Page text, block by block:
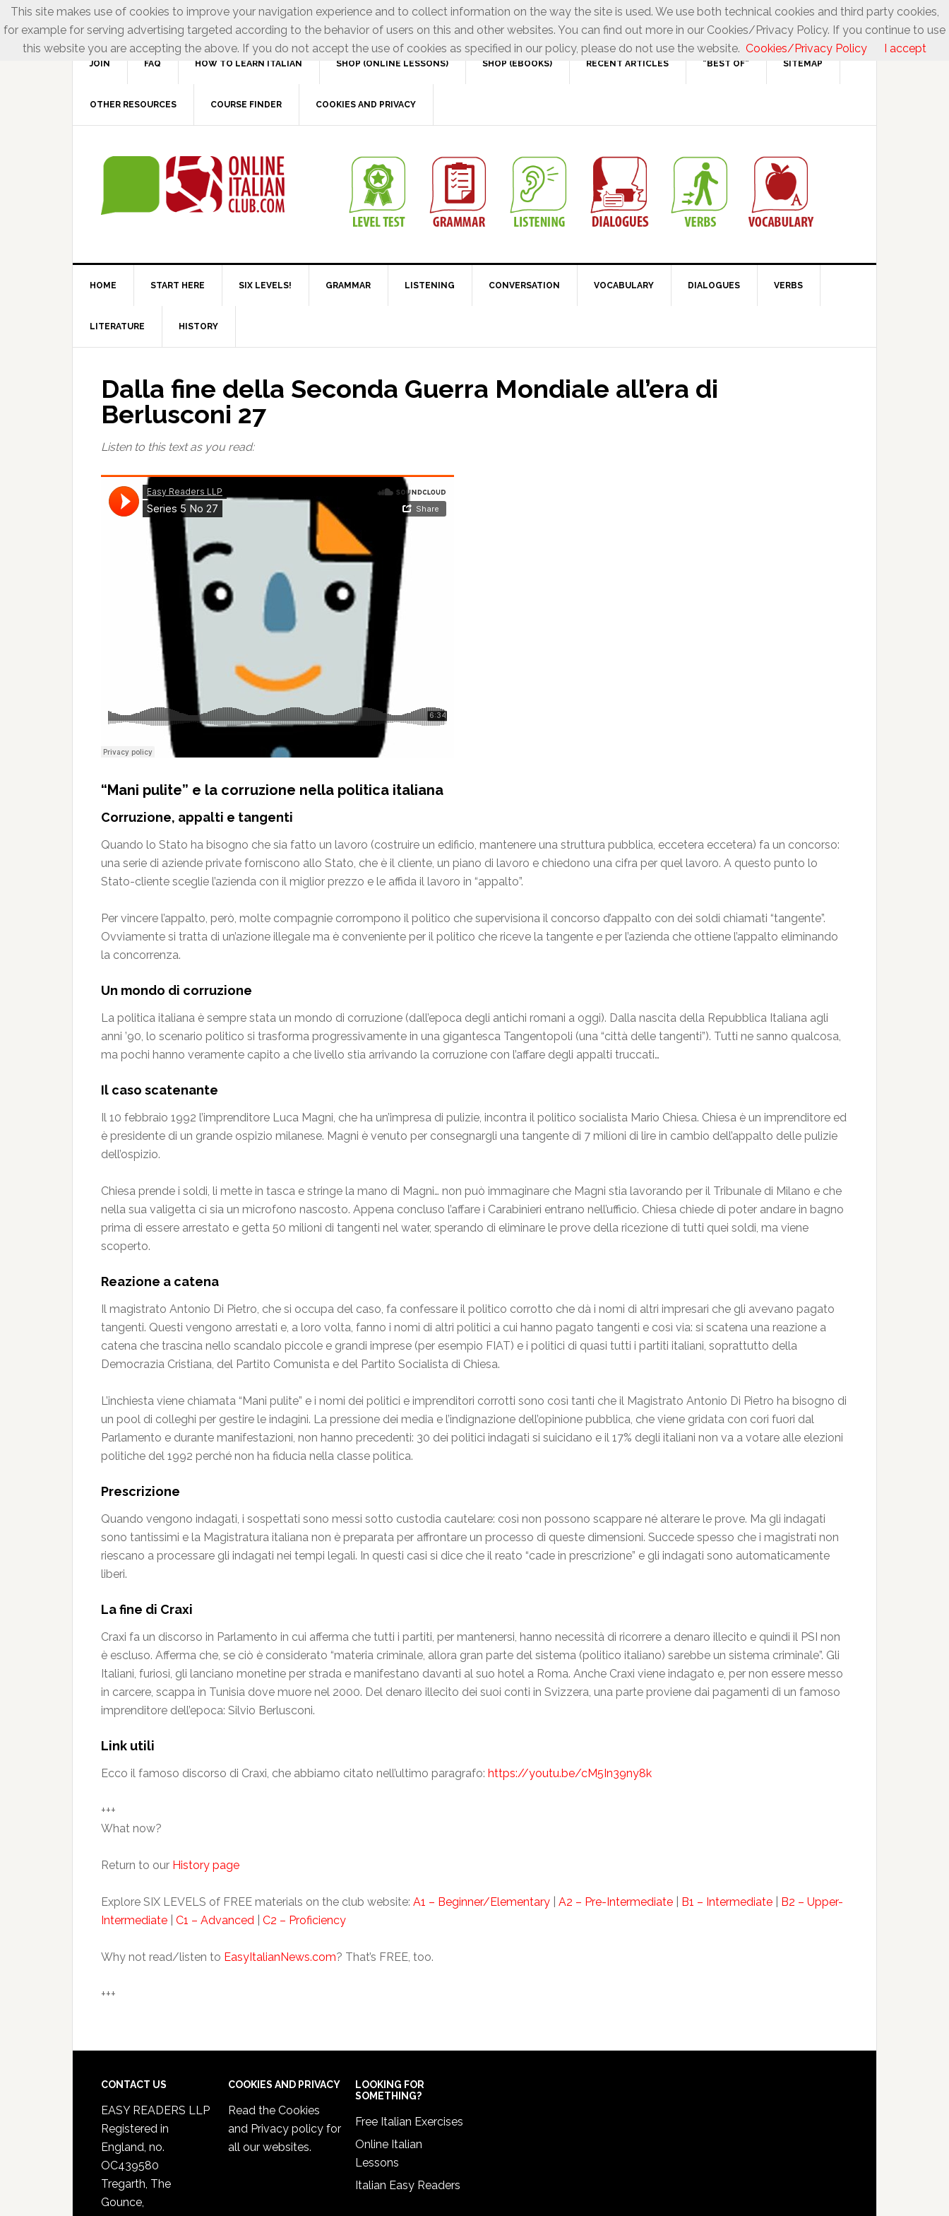
JOIN FAQ HOW TO LEARN ITALIAN SHOP (ONLINE LESSONS) SHOP (EBOOKS) RECENT ARTICLES “BEST OF” SITEMAP
OTHER RESOURCES COURSE FINDER COOKIES AND PRIVACY
HOME START HERE SIX LEVELS! GRAMMAR LISTENING CONVERSATION VOCABULARY DIALOGUES VERBS
LITERATURE HISTORY
Dalla fine della Seconda Guerra Mondiale all’era di
Berlusconi 27
Listen to this text as you read:
“Mani pulite” e la corruzione nella politica italiana
Corruzione, appalti e tangenti
Quando lo Stato ha bisogno che sia fatto un lavoro (costruire un edificio, mantenere una struttura pubblica, eccetera eccetera) fa un concorso:
una serie di aziende private forniscono allo Stato, che è il cliente, un piano di lavoro e chiedono una cifra per quel lavoro. A questo punto lo
Stato-cliente sceglie l’azienda con il miglior prezzo e le affida il lavoro in “appalto”.
Per vincere l’appalto, però, molte compagnie corrompono il politico che supervisiona il concorso d’appalto con dei soldi chiamati “tangente”.
Ovviamente si tratta di un’azione illegale ma è conveniente per il politico che riceve la tangente e per l’azienda che ottiene l’appalto eliminando
la concorrenza.
Un mondo di corruzione
La politica italiana è sempre stata un mondo di corruzione (dall’epoca degli antichi romani a oggi). Dalla nascita della Repubblica Italiana agli
anni ’90, lo scenario politico si trasforma progressivamente in una gigantesca Tangentopoli (una “città delle tangenti”). Tutti ne sanno qualcosa,
ma pochi hanno veramente capito a che livello stia arrivando la corruzione con l’affare degli appalti truccati…
Il caso scatenante
Il 10 febbraio 1992 l’imprenditore Luca Magni, che ha un’impresa di pulizie, incontra il politico socialista Mario Chiesa. Chiesa è un imprenditore ed
è presidente di un grande ospizio milanese. Magni è venuto per consegnargli una tangente di 7 milioni di lire in cambio dell’appalto delle pulizie
dell’ospizio.
Chiesa prende i soldi, li mette in tasca e stringe la mano di Magni… non può immaginare che Magni stia lavorando per il Tribunale di Milano e che
nella sua valigetta ci sia un microfono nascosto. Appena concluso l’affare i Carabinieri entrano nell’ufficio. Chiesa chiede di poter andare in bagno
prima di essere arrestato e getta 50 milioni di tangenti nel water, sperando di eliminare le prove della ricezione di tutti quei soldi, ma viene
scoperto.
Reazione a catena
Il magistrato Antonio Di Pietro, che si occupa del caso, fa confessare il politico corrotto che dà i nomi di altri impresari che gli avevano pagato
tangenti. Questi vengono arrestati e, a loro volta, fanno i nomi di altri politici a cui hanno pagato tangenti e così via: si scatena una reazione a
catena che trascina nello scandalo piccole e grandi imprese (per esempio FIAT) e i politici di quasi tutti i partiti italiani, soprattutto della
Democrazia Cristiana, del Partito Comunista e del Partito Socialista di Chiesa.
L’inchiesta viene chiamata “Mani pulite” e i nomi dei politici e imprenditori corrotti sono così tanti che il Magistrato Antonio Di Pietro ha bisogno di
un pool di colleghi per gestire le indagini. La pressione dei media e l’indignazione dell’opinione pubblica, che viene gridata con cori fuori dal
Parlamento e durante manifestazioni, non hanno precedenti: 30 dei politici indagati si suicidano e il 17% degli italiani non va a votare alle elezioni
politiche del 1992 perché non ha fiducia nella classe politica.
Prescrizione
Quando vengono indagati, i sospettati sono messi sotto custodia cautelare: così non possono scappare né alterare le prove. Ma gli indagati
sono tantissimi e la Magistratura italiana non è preparata per affrontare un processo di queste dimensioni. Succede spesso che i magistrati non
riescano a processare gli indagati nei tempi legali. In questi casi si dice che il reato “cade in prescrizione” e gli indagati sono automaticamente
liberi.
La fine di Craxi
Craxi fa un discorso in Parlamento in cui afferma che tutti i partiti, per mantenersi, hanno necessità di ricorrere a denaro illecito e quindi il PSI non
è escluso. Afferma che, se ciò è considerato “materia criminale, allora gran parte del sistema (politico italiano) sarebbe un sistema criminale”. Gli
Italiani, furiosi, gli lanciano monetine per strada e manifestano davanti al suo hotel a Roma. Anche Craxi viene indagato e, per non essere messo
in carcere, scappa in Tunisia dove muore nel 2000. Del denaro illecito dei suoi conti in Svizzera, una parte proviene dai pagamenti di un famoso
imprenditore dell’epoca: Silvio Berlusconi.
Link utili
Ecco il famoso discorso di Craxi, che abbiamo citato nell’ultimo paragrafo: https://youtu.be/cM5In39ny8k
+++
What now?
Return to our History page
Explore SIX LEVELS of FREE materials on the club website: A1 – Beginner/Elementary A2 – Pre-Intermediate B1 – Intermediate
B2 – Upper-
Intermediate
C1 – Advanced C2 – Proficiency
Why not read/listen to EasyItalianNews.com? That’s FREE, too.
+++
CONTACT US
EASY READERS LLP
Registered in
England, no.
OC439580
Tregarth, The
Gounce,
COOKIES AND PRIVACY
Read the Cookies
and Privacy policy for
all our websites.
LOOKING FOR
SOMETHING?
Free Italian Exercises
Online Italian
Lessons
Italian Easy Readers
This site makes use of cookies to improve your navigation experience and to collect information on the way the site is used. We use both technical cookies and third party cookies,
for example for serving advertising targeted according to the behavior of users on this and other websites. You can find out more in our Cookies/Privacy Policy. If you continue to use
this website you are accepting the above. If you do not accept the use of cookies as specified in our policy, please do not use the website. Cookies/Privacy Policy I accept